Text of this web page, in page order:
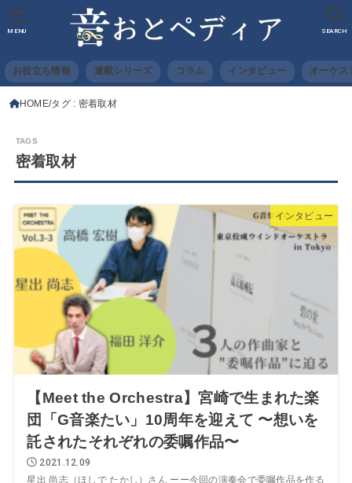
お役立ち情報 連載シリーズ コラム インタビュー オーケス
SEARCH
MENU
HOME タグ : 密着取材
密着取材
インタビュー
【Meet the Orchestra】宮崎で生まれた楽
団「G音楽たい」10周年を迎えて 〜想いを
託されたそれぞれの委嘱作品〜
2021.12.09
星出 尚志（ほしで たかし）さん ーー今回の演奏会で委嘱作品を作る